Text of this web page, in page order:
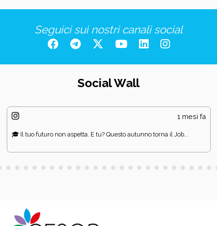
Seguici sui nostri canali social
Social Wall
1 mesi fa
🎓 Il tuo futuro non aspetta. E tu? Questo autunno torna il Job...